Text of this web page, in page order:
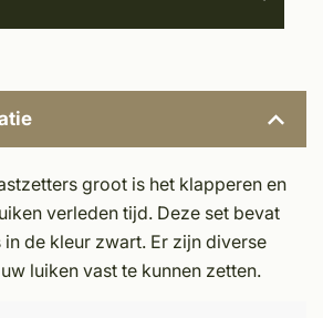
groot is het klapperen en
verleden tijd. Deze set bevat
de kleur zwart. Er zijn diverse
luiken vast te kunnen zetten.